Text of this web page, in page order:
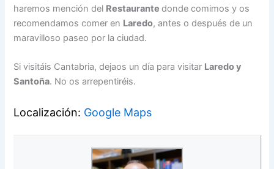
haremos mención del Restaurantedonde comimos y os
recomendamos comer en Laredo, antes o después de un
maravilloso paseo por la ciudad.
Si visitáis Cantabria, dejaos un día para visitar Laredo y
Santoña. No os arrepentiréis.
Localización: Google Maps